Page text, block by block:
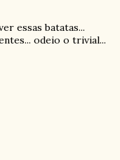
essas batatas...
odeio o trivial...